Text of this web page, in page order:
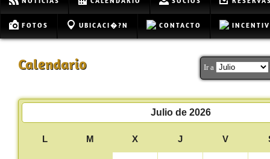
NOTICIAS CALENDARIO SOCIOS
FOTOS UBICACI�?N CONTACTO
Ir a
Calendario
Julio de 2026
L M X J V